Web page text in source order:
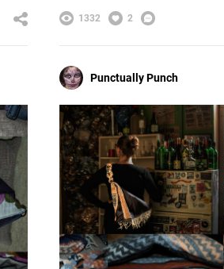
1332 2
Punctually Punch